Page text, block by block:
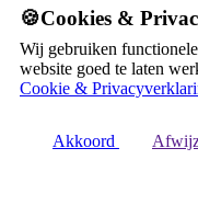
🍪Cookies &
Wij gebruiken
website goed te laten
Cookie &
Akkoord